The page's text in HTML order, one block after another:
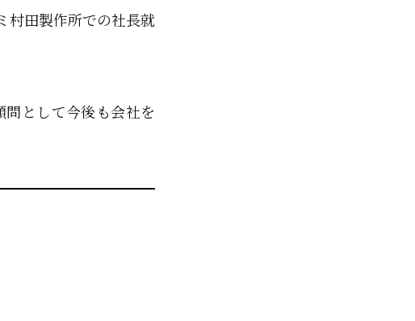
村田製作所での社長就
として今後も会社を